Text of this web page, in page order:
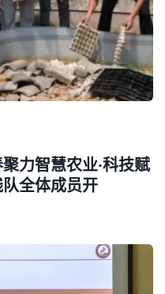
力智慧农业·科技赋
全体成员开